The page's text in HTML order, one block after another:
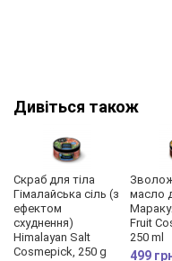
Дивіться також
Скраб для тіла
Гімалайська сіль (з
ефектом
схуднення)
Himalayan Salt
Cosmepick, 250 g
масло
Fruit
250 ml
499